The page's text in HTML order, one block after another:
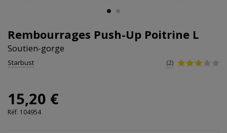
Rembourrages Push-Up Poitrine L
Soutien-gorge
Starbust (2)
15,20 €
Réf. 104954